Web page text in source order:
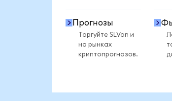
Прогнозы
Торгуйте SLVon и
на рынках
криптопрогнозов.